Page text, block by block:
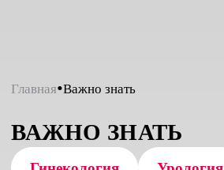
Главная Важно знать
ВАЖНО ЗНАТЬ